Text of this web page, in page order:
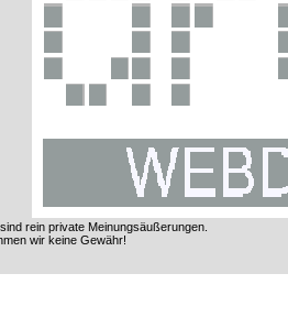
rein private Meinungsäußerungen.
wir keine Gewähr!